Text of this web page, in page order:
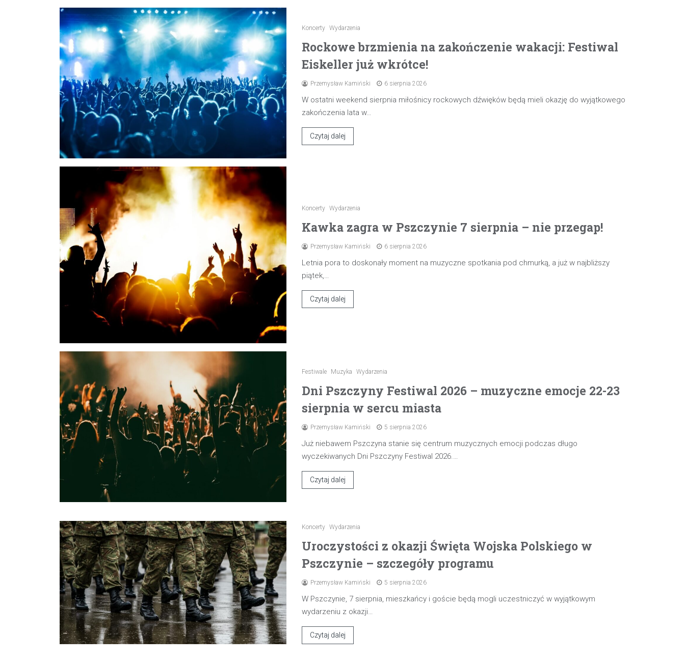
Koncerty Wydarzenia
Rockowe brzmienia na zakończenie wakacji: Festiwal
Eiskeller już wkrótce!
Przemysław Kamiński 6 sierpnia 2026
W ostatni weekend sierpnia miłośnicy rockowych dźwięków będą mieli okazję do wyjątkowego
zakończenia lata w…
Czytaj dalej
Koncerty Wydarzenia
Kawka zagra w Pszczynie 7 sierpnia – nie przegap!
Przemysław Kamiński 6 sierpnia 2026
Letnia pora to doskonały moment na muzyczne spotkania pod chmurką, a już w najbliższy
piątek,…
Czytaj dalej
Festiwale Muzyka Wydarzenia
Dni Pszczyny Festiwal 2026 – muzyczne emocje 22-23
sierpnia w sercu miasta
Przemysław Kamiński 5 sierpnia 2026
Już niebawem Pszczyna stanie się centrum muzycznych emocji podczas długo
wyczekiwanych Dni Pszczyny Festiwal 2026.…
Czytaj dalej
Koncerty Wydarzenia
Uroczystości z okazji Święta Wojska Polskiego w
Pszczynie – szczegóły programu
Przemysław Kamiński 5 sierpnia 2026
W Pszczynie, 7 sierpnia, mieszkańcy i goście będą mogli uczestniczyć w wyjątkowym
wydarzeniu z okazji…
Czytaj dalej